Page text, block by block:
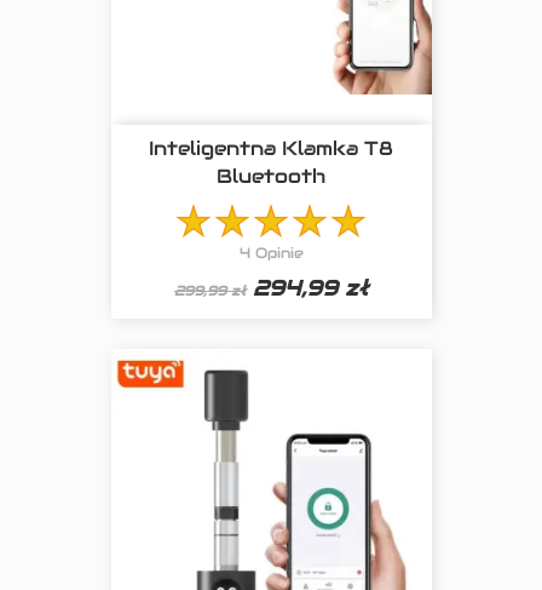
Inteligentna Klamka T8
Bluetooth
4 Opinie
299,99 zł 294,99 zł